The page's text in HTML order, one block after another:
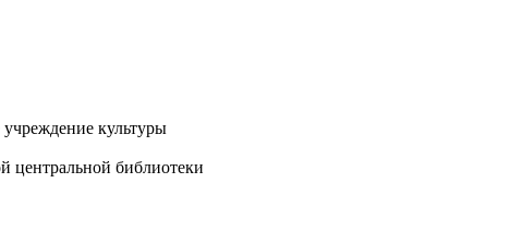
культуры
центральной библиотеки